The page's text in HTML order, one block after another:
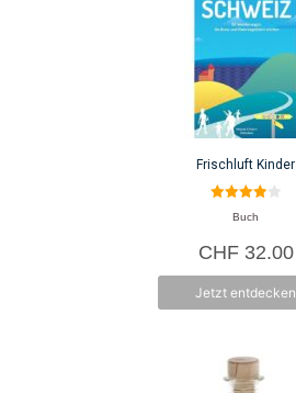
Frischluft Kinder
4.00
von 5
Buch
CHF32.00
Jetzt entdecken